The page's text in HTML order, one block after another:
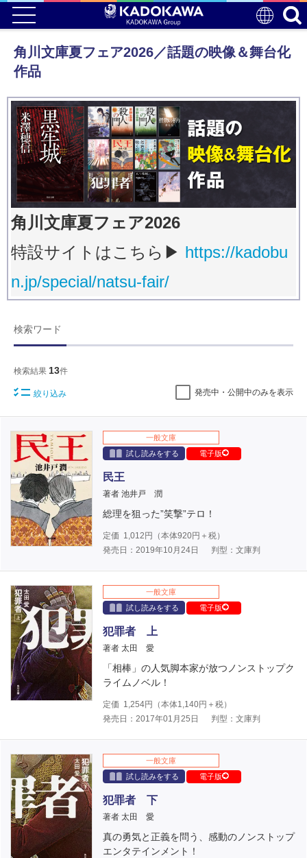
角川文庫夏フェア2026／話題の映像＆舞台化
作品
角川文庫夏フェア2026
​特設サイトはこちら▶ https://kadobu
n.jp/special/natsu-fair/
検索ワード
検索結果 13件
絞り込み 発売中・公開中のみを表示
一般文庫
試し読みをする
電子版
民王
著者 池井戸 潤
総理を狙った”笑撃”テロ！
定価 1,012 円（本体920円＋税）
発売日：2019年10月24日
判型：文庫判
一般文庫
試し読みをする
電子版
犯罪者 上
著者 太田 愛
「相棒」の人気脚本家が放つノンストップク
ライムノベル！
定価 1,254円（本体1,140円＋税）
発売日：2017年01月25日
判型：文庫判
一般文庫
試し読みをする
電子版
犯罪者 下
著者 太田 愛
真の勇気と正義を問う、感動のノンストップ
エンタテインメント！